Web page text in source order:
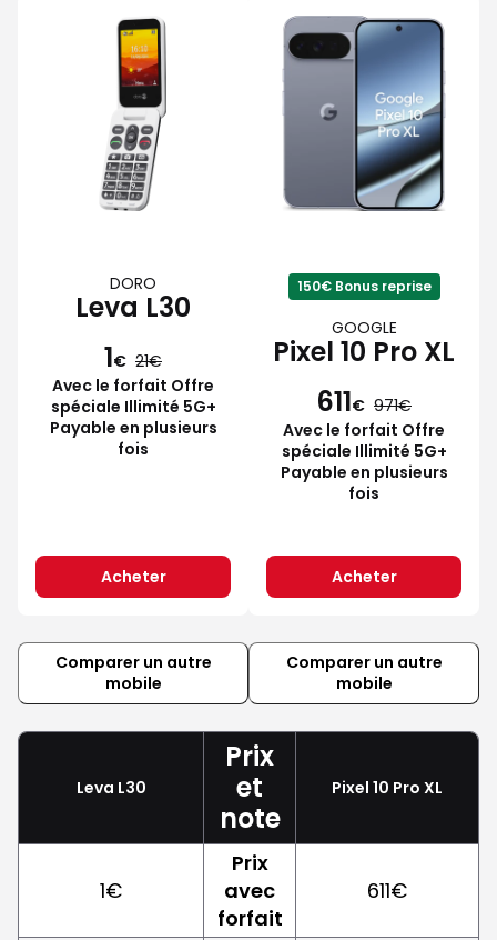
DORO
Leva L30
1€ 21
Avec le forfait Offre
spéciale Illimité 5G+
Payable en plusieurs
fois
Acheter
150€ Bonus reprise
GOOGLE
Pixel 10 Pro XL
611€ 971
Avec le forfait Offre
spéciale Illimité 5G+
Payable en plusieurs
fois
Acheter
Comparer un autre
mobile
Comparer un autre
mobile
Leva L30
Prix
et
note
Pixel 10 Pro XL
1€
Prix
avec
forfait
611€